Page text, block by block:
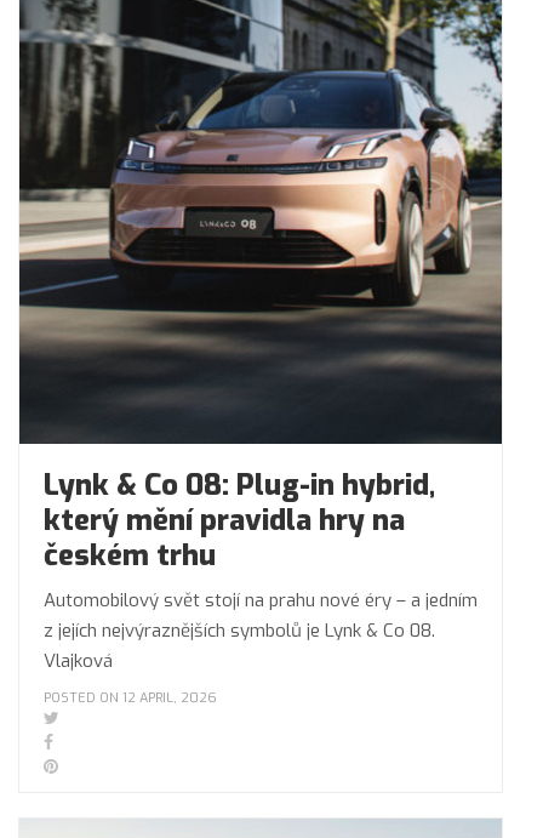
Lynk & Co 08: Plug-in hybrid,
který mění pravidla hry na
českém trhu
Automobilový svět stojí na prahu nové éry – a jedním
z jejích nejvýraznějších symbolů je Lynk & Co 08.
Vlajková
POSTED ON 12 APRIL, 2026